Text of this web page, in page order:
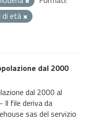
di età
dal 2000
dal 2000 al
Il file deriva da
sas del servizio